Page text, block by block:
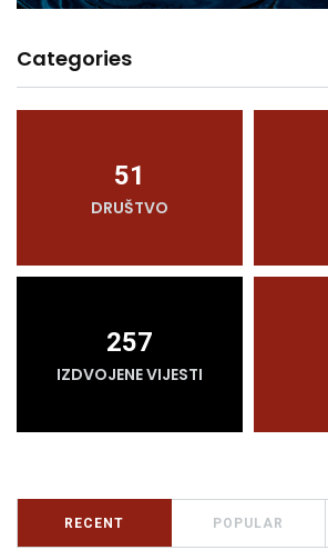
Categories
51
DRUŠTVO
257
IZDVOJENE VIJESTI
RECENT POPULAR